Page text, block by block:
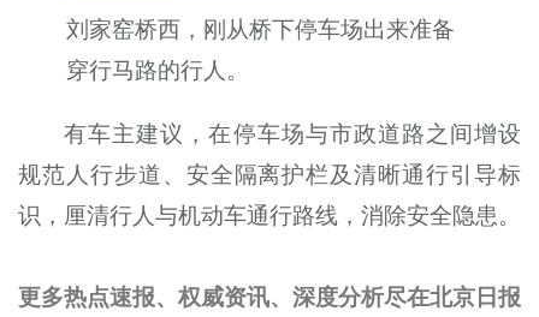
刘家窑桥西，刚从桥下停车场出来准备
穿行马路的行人。
有车主建议，在停车场与市政道路之间增设
规范人行步道、安全隔离护栏及清晰通行引导标
识，厘清行人与机动车通行路线，消除安全隐患。
更多热点速报、权威资讯、深度分析尽在北京日报